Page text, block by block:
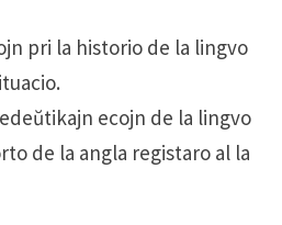
pri la historio de la lingvo
ecojn de la lingvo
de la angla registaro al la